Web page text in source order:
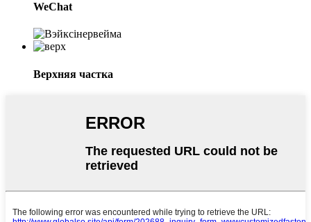
WeChat
Верхняя частка